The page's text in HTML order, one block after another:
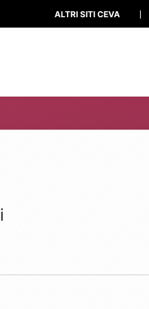
ALTRI SITI CEVA